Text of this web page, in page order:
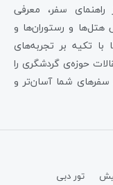
سفر، معرفی
هتل‌ها و رستوران‌ها و
تکیه بر تجربه‌های
حوزه‌ی گردشگری را
سفرهای شما آسان‌تر و
تور دبی